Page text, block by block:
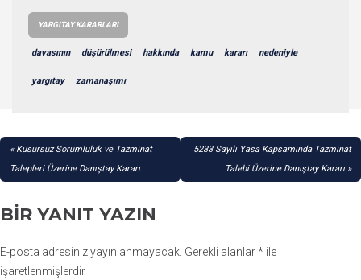
YARGITAY KARARLARI
davasının düşürülmesi hakkında kamu kararı nedeniyle
yargıtay zamanaşımı
YAZI
GEZINMESI
Kusursuz Sorumluluk ve Tazminat
Talepleri Üzerine Danıştay Kararı
5233 Sayılı Yasa Kapsamında Tazminat
Talebi Üzerine Danıştay Kararı
BIR YANIT YAZIN
E-posta adresiniz yayınlanmayacak. Gerekli alanlar* ile
işaretlenmişlerdir